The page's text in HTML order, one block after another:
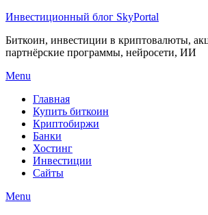
Инвестиционный блог SkyPortal
Биткоин, инвестиции в криптовалюты,
партнёрские программы, нейросети, ИИ
Menu
Главная
Купить биткоин
Криптобиржи
Банки
Хостинг
Инвестиции
Сайты
Menu